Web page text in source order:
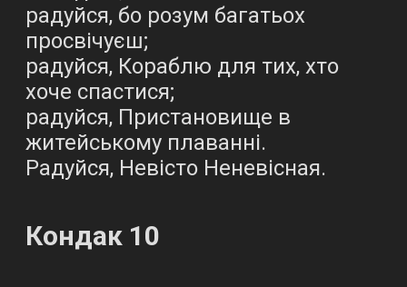
радуйся, бо розум багатьох
просвічуєш;
радуйся, Кораблю для тих, хто
хоче спастися;
радуйся, Пристановище в
житейському плаванні.
Радуйся, Невісто Неневісная.
Кондак 10